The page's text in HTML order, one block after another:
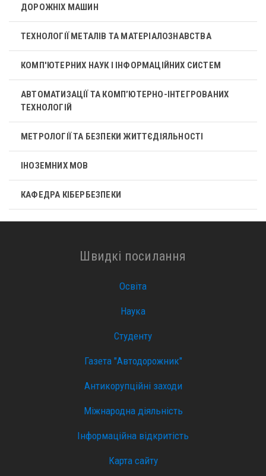
ДОРОЖНІХ МАШИН
ТЕХНОЛОГІЇ МЕТАЛІВ ТА МАТЕРІАЛОЗНАВСТВА
КОМП'ЮТЕРНИХ НАУК І ІНФОРМАЦІЙНИХ СИСТЕМ
АВТОМАТИЗАЦІЇ ТА КОМП’ЮТЕРНО-ІНТЕГРОВАНИХ
ТЕХНОЛОГІЙ
МЕТРОЛОГІЇ ТА БЕЗПЕКИ ЖИТТЄДІЯЛЬНОСТІ
ІНОЗЕМНИХ МОВ
КАФЕДРА КІБЕРБЕЗПЕКИ
Швидкі посилання
Освіта
Наука
Студенту
Газета "Автодорожник"
Антикорупційні заходи
Міжнародна діяльність
Інформаційна відкритість
Карта сайту